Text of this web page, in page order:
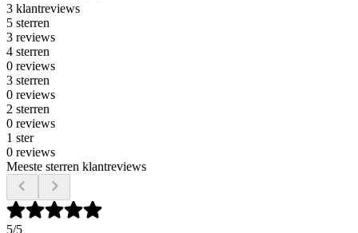
3 klantreviews
5 sterren
3 reviews
4 sterren
0 reviews
3 sterren
0 reviews
2 sterren
0 reviews
1 ster
0 reviews
Meeste sterren klantreviews
5/5